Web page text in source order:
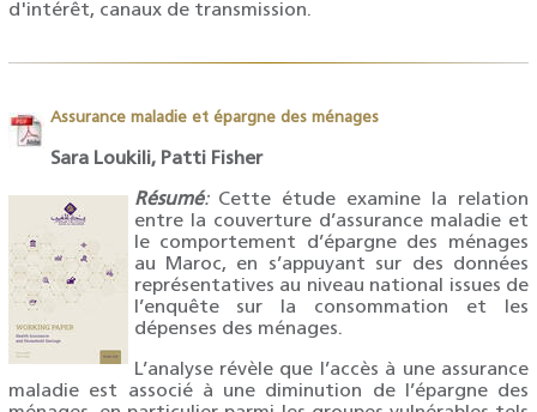
d'intérêt, canaux de transmission.
Assurance maladie et épargne des ménages
Sara Loukili, Patti Fisher
Résumé: Cette étude examine la relation
entre la couverture d’assurance maladie et
le comportement d’épargne des ménages
au Maroc, en s’appuyant sur des données
représentatives au niveau national issues de
l’enquête sur la consommation et les
dépenses des ménages.
L’analyse révèle que l’accès à une assurance
maladie est associé à une diminution de l’épargne des